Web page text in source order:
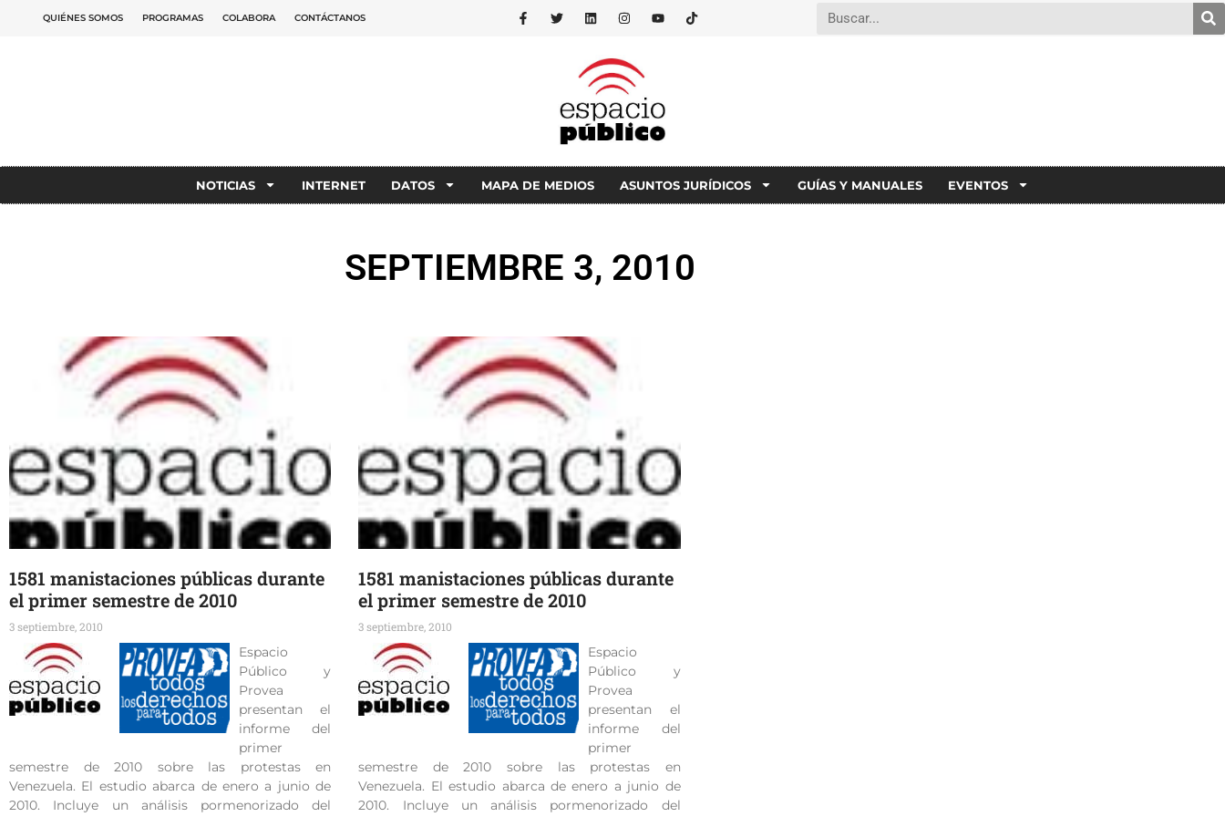
QUIÉNES SOMOS PROGRAMAS COLABORA CONTÁCTANOS
NOTICIAS INTERNET DATOS MAPA DE MEDIOS ASUNTOS JURÍDICOS GUÍAS Y MANUALES EVENTOS
SEPTIEMBRE 3, 2010
1581 manistaciones públicas durante
el primer semestre de 2010
3 septiembre, 2010
Espacio
Público y
Provea
presentan el
informe del
primer
semestre de 2010 sobre las protestas en
Venezuela. El estudio abarca de enero a junio de
2010. Incluye un análisis pormenorizado del
1581 manistaciones públicas durante
el primer semestre de 2010
3 septiembre, 2010
Espacio
Público y
Provea
presentan el
informe del
primer
semestre de 2010 sobre las protestas en
Venezuela. El estudio abarca de enero a junio de
2010. Incluye un análisis pormenorizado del